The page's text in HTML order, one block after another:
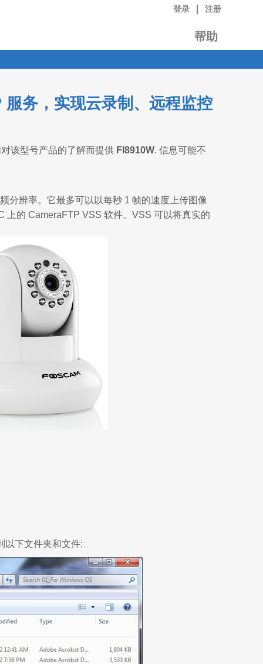
登录 注册
帮助
务，实现云录制、远程监控
该型号产品的了解而提供 FI8910W. 信息可能不
分辨率。它最多可以以每秒 1 帧的速度上传图像
上的 CameraFTP VSS 软件。VSS 可以将真实的
以下文件夹和文件: